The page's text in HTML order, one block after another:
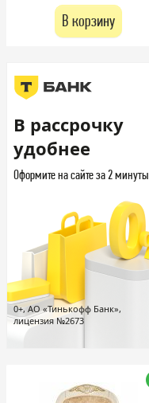
В корзину
В рассрочку
удобнее
Оформите на сайте за 2 минуты
0+, АО «Тинькофф Банк»,
лицензия №2673